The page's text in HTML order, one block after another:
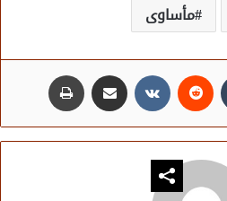
مأساوى
مشاركة عبر البريد